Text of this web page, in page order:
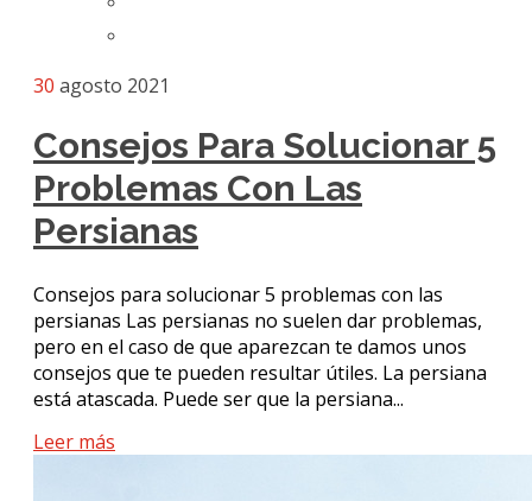
30 agosto 2021
Consejos Para Solucionar 5
Problemas Con Las
Persianas
Consejos para solucionar 5 problemas con las
persianas Las persianas no suelen dar problemas,
pero en el caso de que aparezcan te damos unos
consejos que te pueden resultar útiles. La persiana
está atascada. Puede ser que la persiana...
Leer más